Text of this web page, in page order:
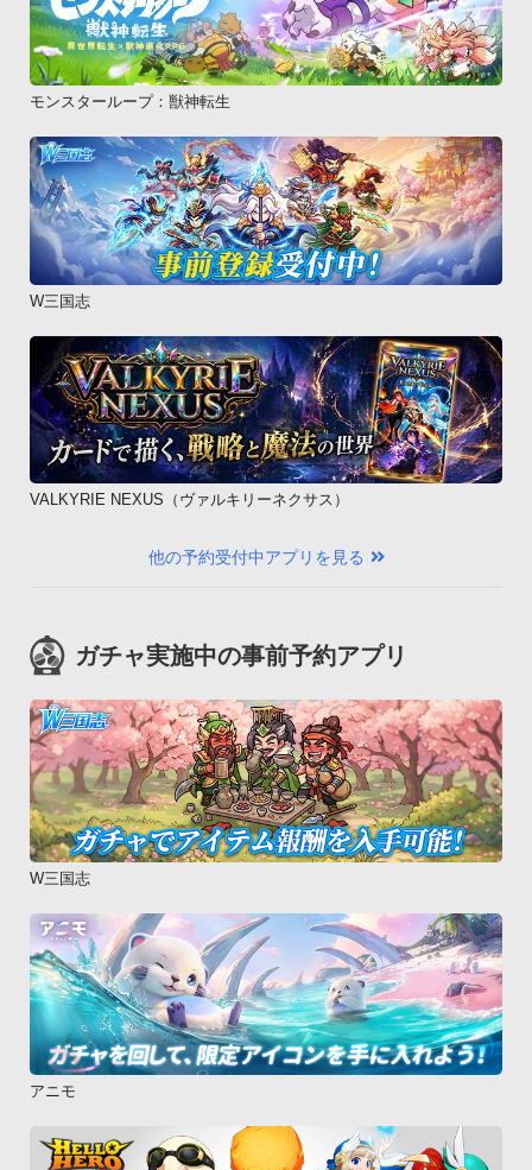
モンスターループ：獣神転生
W三国志
VALKYRIE NEXUS（ヴァルキリーネクサス）
他の予約受付中アプリを見る
ガチャ実施中の事前予約アプリ
W三国志
アニモ